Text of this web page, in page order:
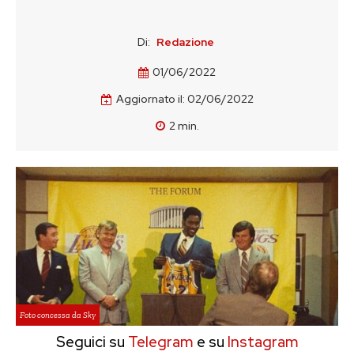
Di: Redazione
01/06/2022
Aggiornato il: 02/06/2022
2min.
Foto concessa da Sky
Seguici su Telegram e su Instagram